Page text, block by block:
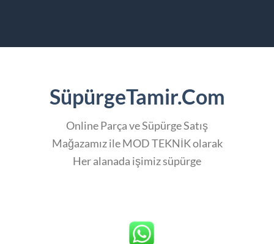
SüpürgeTamir.Com
Online Parça ve Süpürge Satış
Mağazamız ile MOD TEKNİK olarak
Her alanada işimiz süpürge